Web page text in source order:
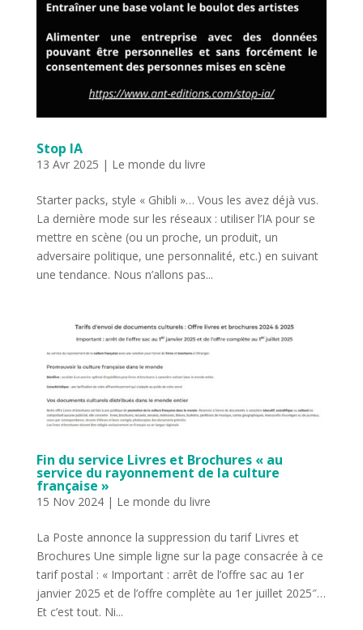
Stop IA
13 Avr 2025 | Le monde du livre
Starter packs, style « Ghibli »… Vous les avez déjà vus.
La dernière mode sur les réseaux : utiliser l’IA pour se
mettre en scène (ou un proche, un produit, un
adversaire politique, une personnalité, etc.) en suivant
une tendance. Nous n’allons pas...
Fin du service Livres et Brochures « au
service du rayonnement de la culture
française »
15 Nov 2024| Le monde du livre
La Poste annonce la suppression du tarif Livres et
Brochures Une simple ligne sur la page consacrée à ce
tarif postal : « Important : arrêt de l’offre sac au 1er
janvier 2025 et de l’offre complète au 1er juillet 2025″…
Et c’est tout. Ni...